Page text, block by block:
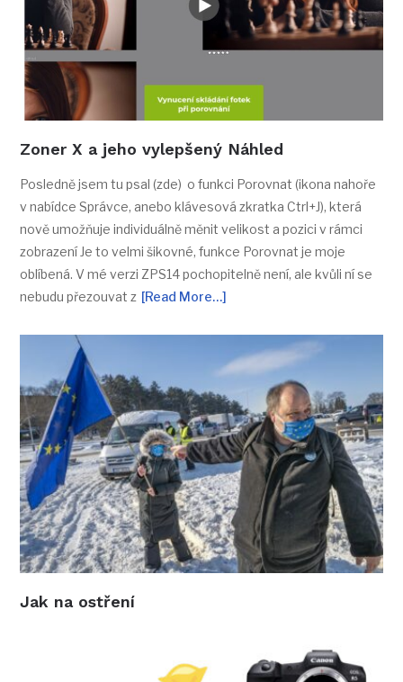
Zoner X a jeho vylepšený Náhled
Posledně jsem tu psal (zde) o funkci Porovnat (ikona nahoře
v nabídce Správce, anebo klávesová zkratka Ctrl+J), která
nově umožňuje individuálně měnit velikost a pozici v rámci
zobrazení Je to velmi šikovné, funkce Porovnat je moje
oblíbená. V mé verzi ZPS14 pochopitelně není, ale kvůli ní se
nebudu přezouvat z [Read More…]
Jak na ostření